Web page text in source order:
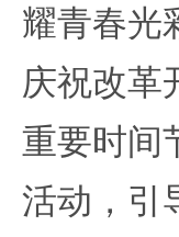
耀青春光
庆祝改革
重要时间
活动，引